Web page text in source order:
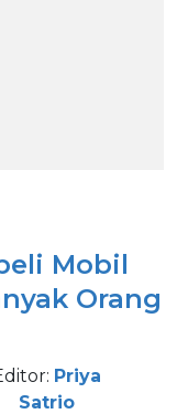
Mobil
Orang
Priya
Satrio